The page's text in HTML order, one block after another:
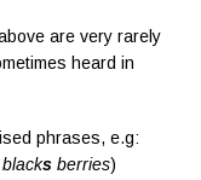
are very rarely
heard in
phrases, e.g:
s berries)